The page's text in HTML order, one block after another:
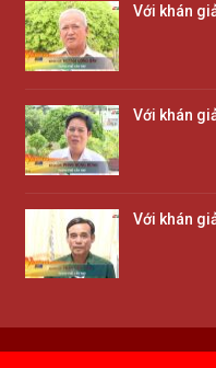
Với khán
Với khán
Với khán